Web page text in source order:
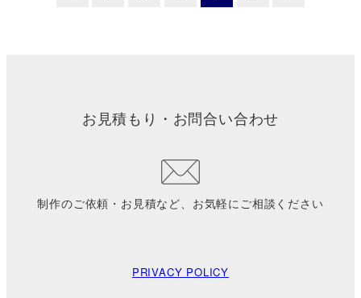
お見積もり・お問合い合わせ
制作のご依頼・お見積など、お気軽にご相談ください
PRIVACY POLICY